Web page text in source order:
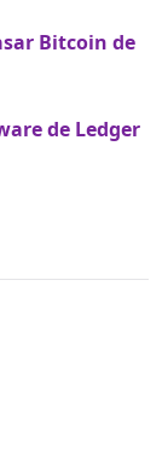
Bitcoin de
de Ledger